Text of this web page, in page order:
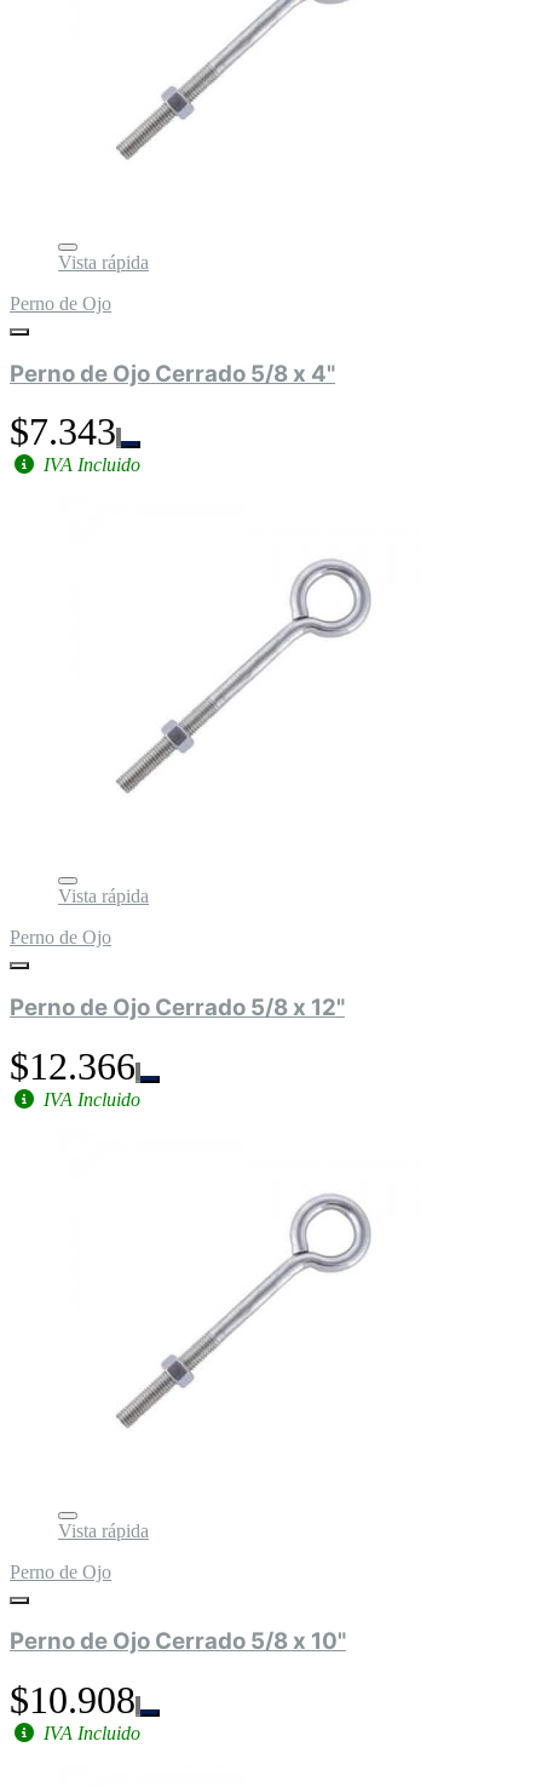
Vista rápida
Perno de Ojo
Perno de Ojo Cerrado 5/8 x 4"
$7.343
IVA Incluido
Vista rápida
Perno de Ojo
Perno de Ojo Cerrado 5/8 x 12"
$12.366
IVA Incluido
Vista rápida
Perno de Ojo
Perno de Ojo Cerrado 5/8 x 10"
$10.908
IVA Incluido